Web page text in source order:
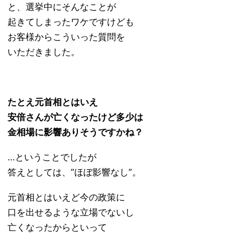
と、選挙中にそんなことが
起きてしまったワケですけども
お客様からこういった質問を
いただきました。
たとえ元首相とはいえ
安倍さんが亡くなったけど多少は
金相場に影響ありそうですかね？
…ということでしたが
答えとしては、”ほぼ影響なし”。
元首相とはいえど今の政策に
口を出せるような立場でないし
亡くなったからといって